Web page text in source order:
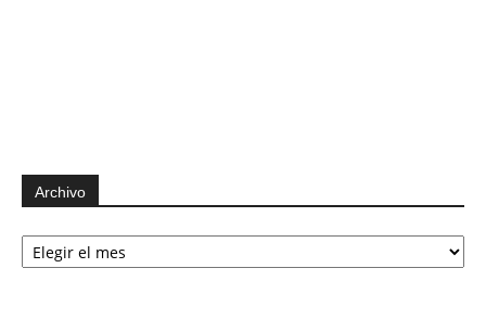
Archivo
Archivo